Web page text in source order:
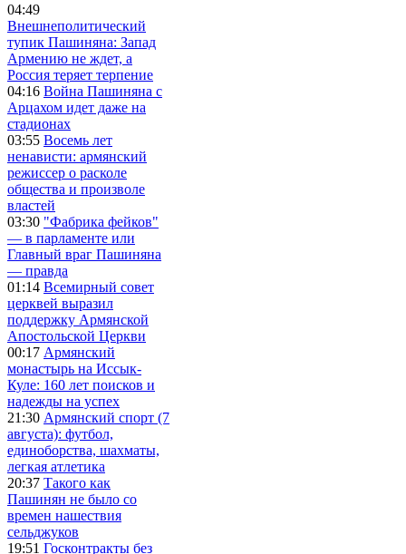
04:49
Внешнеполитический
тупик Пашиняна: Запад
Армению не ждет, а
Россия теряет терпение
04:16 Война Пашиняна с
Арцахом идет даже на
стадионах
03:55 Восемь лет
ненависти: армянский
режиссер о расколе
общества и произволе
властей
03:30 "Фабрика фейков"
— в парламенте или
Главный враг Пашиняна
— правда
01:14 Всемирный совет
церквей выразил
поддержку Армянской
Апостольской Церкви
00:17 Армянский
монастырь на Иссык-
Куле: 160 лет поисков и
надежды на успех
21:30 Армянский спорт (7
августа): футбол,
единоборства, шахматы,
легкая атлетика
20:37 Такого как
Пашинян не было со
времен нашествия
сельджуков
19:51 Госконтракты без